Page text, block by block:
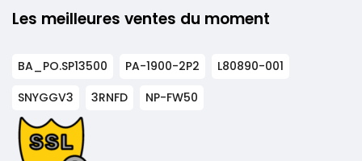
Les meilleures ventes du moment
BA_PO.SP13500 PA-1900-2P2
L80890-001
SNYGGV3
3RNFD NP-FW50